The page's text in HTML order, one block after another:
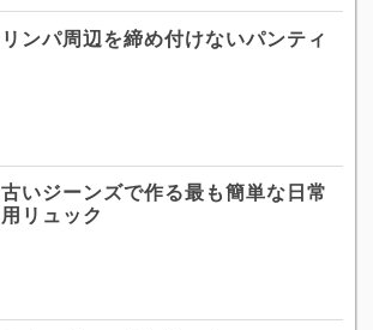
リンパ周辺を締め付けないパンティ
古いジーンズで作る最も簡単な日常
用リュック